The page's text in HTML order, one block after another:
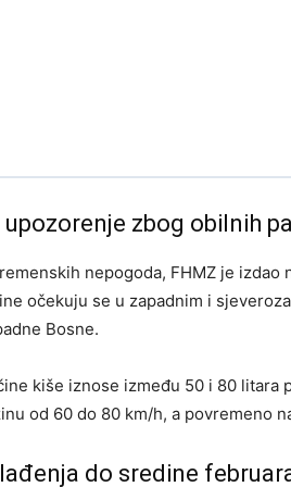
zbog obilnih
nepogoda, FHMZ je
očekuju se u zapadnim i
Bosne.
kiše iznose između 50 i 80 litara
od 60 do 80 km/h, a povremeno
do sredine